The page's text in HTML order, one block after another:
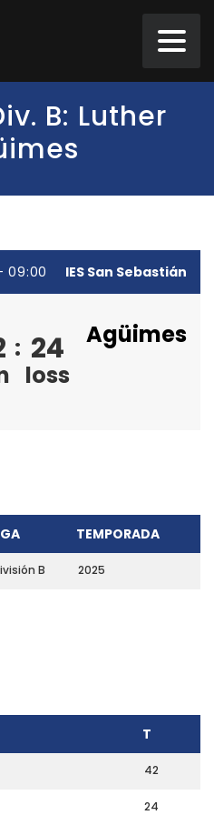
B: Luther
09:00 IES San Sebastián
: 24
loss
Agüimes
TEMPORADA
B 2025
T
42
24